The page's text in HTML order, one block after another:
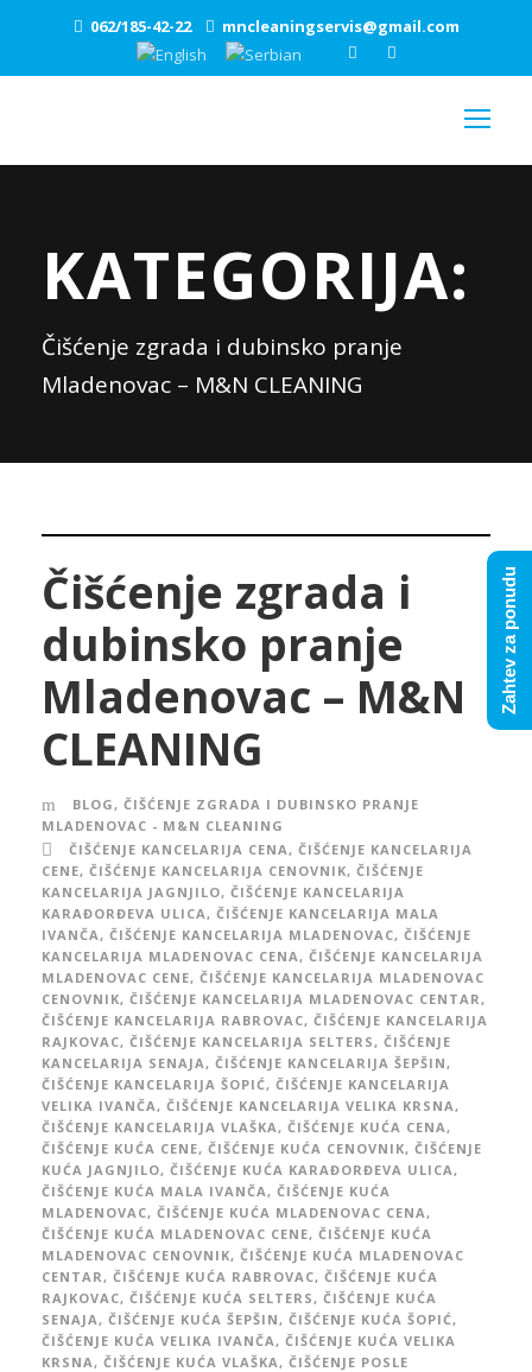
062/185-42-22 mncleaningservis@gmail.com
KATEGORIJA:
Čišćenje zgrada i dubinsko pranje
Mladenovac – M&N CLEANING
Čišćenje zgrada i
dubinsko pranje
Mladenovac – M&N
CLEANING
BLOG , ČIŠĆENJE ZGRADA I DUBINSKO PRANJE
MLADENOVAC - M&N CLEANING
ČIŠĆENJE KANCELARIJA CENA , ČIŠĆENJE KANCELARIJA
CENE, ČIŠĆENJE KANCELARIJA CENOVNIK, ČIŠĆENJE
KANCELARIJA JAGNJILO, ČIŠĆENJE KANCELARIJA
KARAĐORĐEVA ULICA , ČIŠĆENJE KANCELARIJA MALA
IVANČA , ČIŠĆENJE KANCELARIJA MLADENOVAC, ČIŠĆENJE
KANCELARIJA MLADENOVAC CENA , ČIŠĆENJE KANCELARIJA
MLADENOVAC CENE, ČIŠĆENJE KANCELARIJA MLADENOVAC
CENOVNIK, ČIŠĆENJE KANCELARIJA MLADENOVAC CENTAR ,
ČIŠĆENJE KANCELARIJA RABROVAC, ČIŠĆENJE KANCELARIJA
RAJKOVAC, ČIŠĆENJE KANCELARIJA SELTERS , ČIŠĆENJE
KANCELARIJA SENAJA , ČIŠĆENJE KANCELARIJA ŠEPŠIN ,
ČIŠĆENJE KANCELARIJA ŠOPIĆ, ČIŠĆENJE KANCELARIJA
VELIKA IVANČA , ČIŠĆENJE KANCELARIJA VELIKA KRSNA ,
ČIŠĆENJE KANCELARIJA VLAŠKA , ČIŠĆENJE KUĆA CENA ,
ČIŠĆENJE KUĆA CENE, ČIŠĆENJE KUĆA CENOVNIK, ČIŠĆENJE
KUĆA JAGNJILO, ČIŠĆENJE KUĆA KARAĐORĐEVA ULICA ,
ČIŠĆENJE KUĆA MALA IVANČA , ČIŠĆENJE KUĆA
MLADENOVAC, ČIŠĆENJE KUĆA MLADENOVAC CENA ,
ČIŠĆENJE KUĆA MLADENOVAC CENE, ČIŠĆENJE KUĆA
MLADENOVAC CENOVNIK, ČIŠĆENJE KUĆA MLADENOVAC
CENTAR , ČIŠĆENJE KUĆA RABROVAC, ČIŠĆENJE KUĆA
RAJKOVAC, ČIŠĆENJE KUĆA SELTERS , ČIŠĆENJE KUĆA
SENAJA , ČIŠĆENJE KUĆA ŠEPŠIN , ČIŠĆENJE KUĆA ŠOPIĆ,
ČIŠĆENJE KUĆA VELIKA IVANČA , ČIŠĆENJE KUĆA VELIKA
KRSNA , ČIŠĆENJE KUĆA VLAŠKA , ČIŠĆENJE POSLE
Zahtev za ponudu